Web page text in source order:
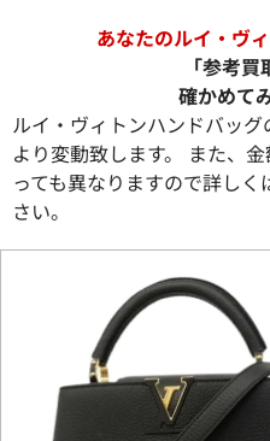
あなたのルイ・ヴ
「参考
確かめて
ルイ・ヴィトンハンドバッ
より変動致します。 また、
っても異なりますので詳し
さい。